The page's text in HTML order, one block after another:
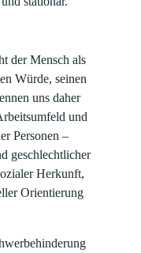
der Mensch als
Würde, seinen
uns daher
und
Personen –
geschlechtlicher
Herkunft,
Orientierung